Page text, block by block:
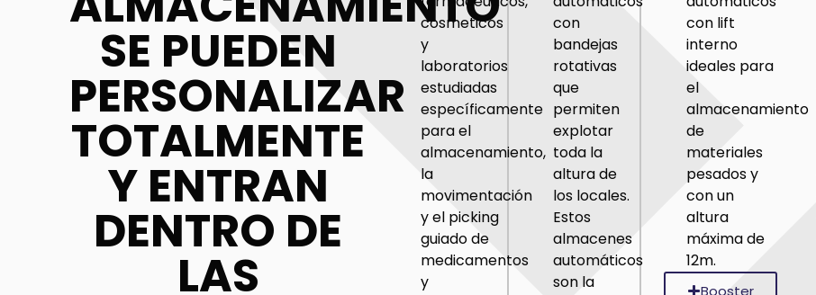
SE PUEDEN
PERSONALIZAR
TOTALMENTE
Y ENTRAN
DENTRO DE
LAS
cosmeticos
y
laboratorios
estudiadas
específicamente
para el
almacenamiento,
la
movimentación
y el picking
guiado de
medicamentos
y
con
bandejas
rotativas
que
permiten
explotar
toda la
altura de
los locales.
Estos
almacenes
automáticos
son la
con lift
interno
ideales para
el
almacenamiento
de
materiales
pesados y
con un
altura
máxima de
12m.
Booster